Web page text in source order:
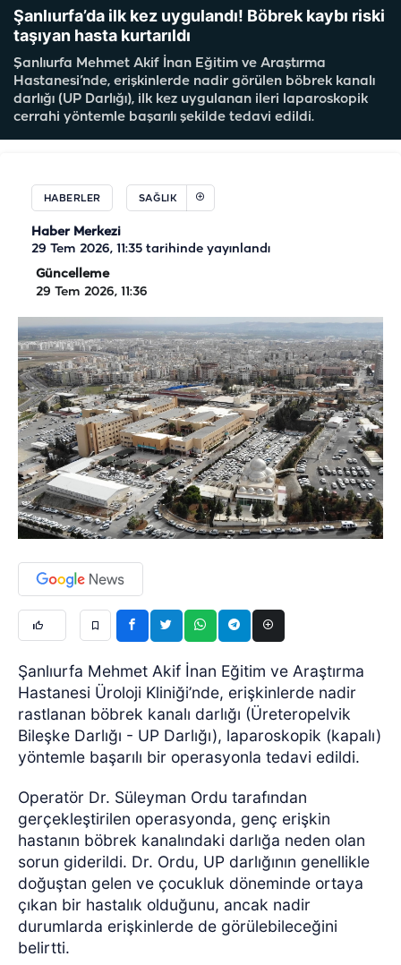
Şanlıurfa’da ilk kez uygulandı! Böbrek kaybı riski
taşıyan hasta kurtarıldı
Şanlıurfa Mehmet Akif İnan Eğitim ve Araştırma
Hastanesi’nde, erişkinlerde nadir görülen böbrek kanalı
darlığı (UP Darlığı), ilk kez uygulanan ileri laparoskopik
cerrahi yöntemle başarılı şekilde tedavi edildi.
HABERLER SAĞLIK
Haber Merkezi
29 Tem 2026, 11:35 tarihinde yayınlandı
Güncelleme
29 Tem 2026, 11:36
Şanlıurfa Mehmet Akif İnan Eğitim ve Araştırma
Hastanesi Üroloji Kliniği’nde, erişkinlerde nadir
rastlanan böbrek kanalı darlığı (Üreteropelvik
Bileşke Darlığı - UP Darlığı), laparoskopik (kapalı)
yöntemle başarılı bir operasyonla tedavi edildi.
Operatör Dr. Süleyman Ordu tarafından
gerçekleştirilen operasyonda, genç erişkin
hastanın böbrek kanalındaki darlığa neden olan
sorun giderildi. Dr. Ordu, UP darlığının genellikle
doğuştan gelen ve çocukluk döneminde ortaya
çıkan bir hastalık olduğunu, ancak nadir
durumlarda erişkinlerde de görülebileceğini
belirtti.